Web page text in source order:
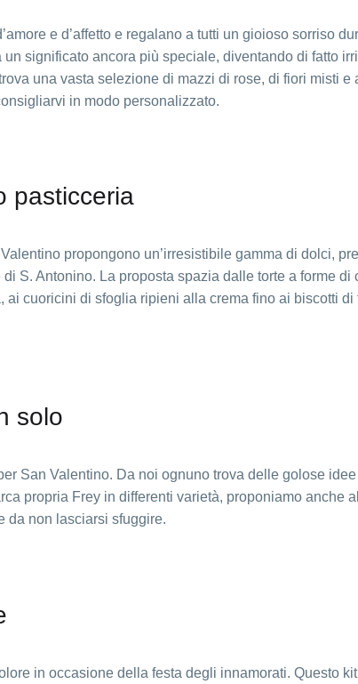
e d’affetto e regalano a tutti un gioioso sorriso
significato ancora più speciale, diventando di fatto
una vasta selezione di mazzi di rose, di fiori misti e
in modo personalizzato.
pasticceria
propongono un’irresistibile gamma di dolci,
S. Antonino. La proposta spazia dalle torte a forme di
ai cuoricini di sfoglia ripieni alla crema fino ai biscotti
solo
San Valentino. Da noi ognuno trova delle golose
propria Frey in differenti varietà, proponiamo anche
da non lasciarsi sfuggire.
in occasione della festa degli innamorati. Questo